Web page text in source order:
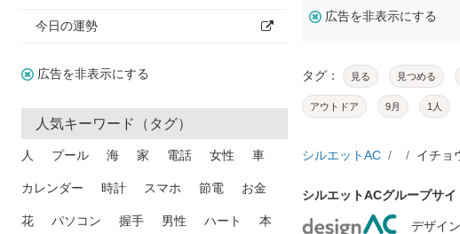
今日の運勢
広告を非表示にする
人気キーワード（タグ）
人 プール 海 家 電話 女性 車
カレンダー 時計 スマホ 節電 お金
花 パソコン 握手 男性 ハート 本
広告を非表示にする
タグ： 見る 見つめる
アウトドア 9月 1人
シルエットAC イチョ
シルエットACグループサ
デザイ